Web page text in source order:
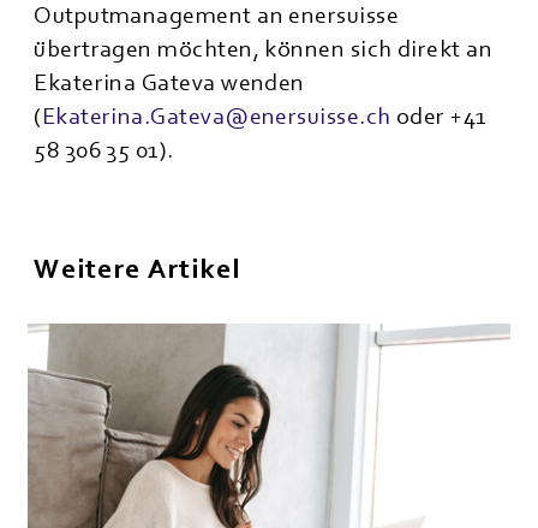
Outputmanagement an enersuisse
übertragen möchten, können sich direkt an
Ekaterina Gateva wenden
(Ekaterina.Gateva@enersuisse.ch oder +41
58 306 35 01).
Weitere Artikel